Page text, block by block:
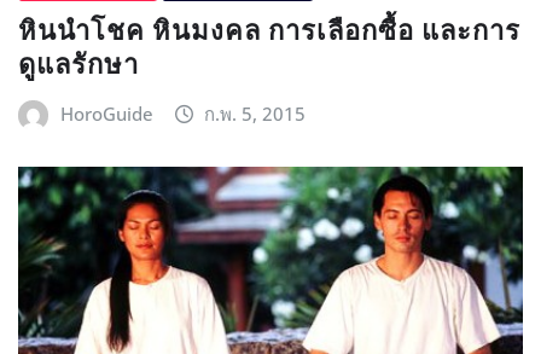
หินนำโชค หินมงคล การเลือกซื้อ และการ
ดูแลรักษา
HoroGuide ก.พ. 5, 2015